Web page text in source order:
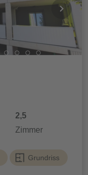
Zimmer
2,5
Grundriss